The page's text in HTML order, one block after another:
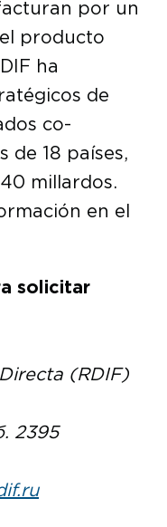
por un
producto
ha
de
co-
de 18 países,
millardos.
en el
solicitar
(RDIF)
2395